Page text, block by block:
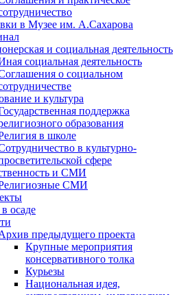
в Музее им. А.Сахарова
и социальная деятельность
социальная деятельность
о социальном
и культура
поддержка
образования
в школе
в культурно-
сфере
и СМИ
СМИ
осаде
предыдущего проекта
Крупные мероприятия
консервативного толка
Курьезы
Национальная идея,